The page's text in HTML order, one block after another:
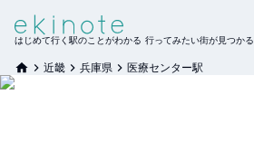
はじめて行く駅のことがわかる 行ってみたい街が見つかる
近畿 兵庫県 医療センター駅